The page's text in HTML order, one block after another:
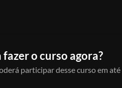
o curso agora?
participar desse curso em